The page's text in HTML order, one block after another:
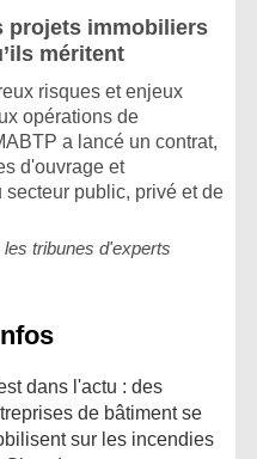
projets immobiliers
méritent
risques et enjeux
opérations de
a lancé un contrat,
d'ouvrage et
secteur public, privé et de
les tribunes d'experts
dans l'actu : des
de bâtiment se
sur les incendies